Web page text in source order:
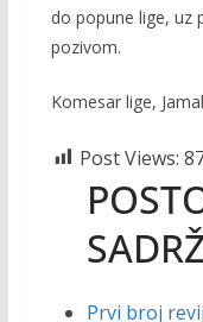
do popune lige, uz
pozivom.
Komesar lige,
Post Views:
Prvi broj